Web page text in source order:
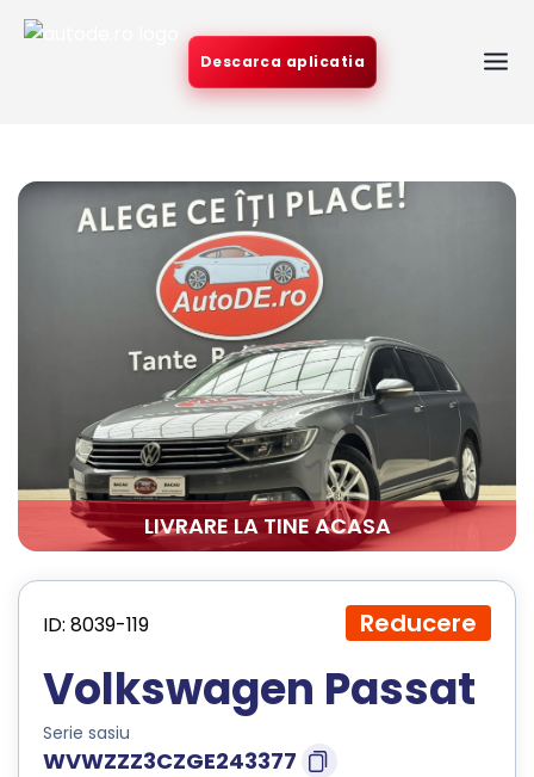
Descarca aplicatia
LIVRARE LA TINE ACASA
ID: 8039-119 Reducere
Volkswagen Passat
Serie sasiu
WVWZZZ3CZGE243377